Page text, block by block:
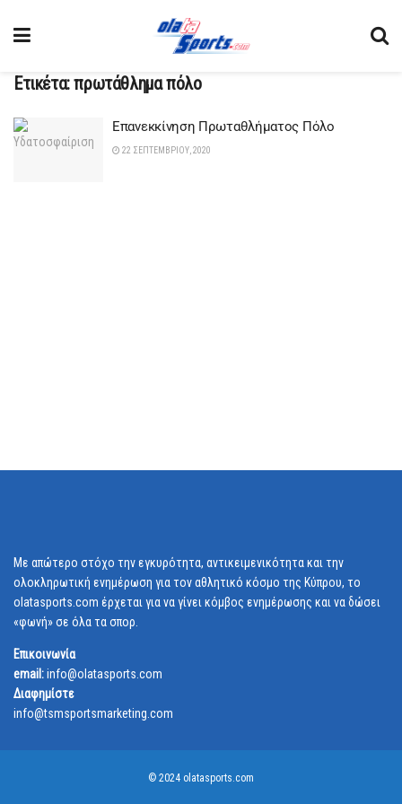
Ετικέτα:πρωτάθλημα πόλο
Επανεκκίνηση Πρωταθλήματος Πόλο
22 ΣΕΠΤΕΜΒΡΊΟΥ, 2020
Με απώτερο στόχο την εγκυρότητα, αντικειμενικότητα και την
ολοκληρωτική ενημέρωση για τον αθλητικό κόσμο της Κύπρου, το
olatasports.com έρχεται για να γίνει κόμβος ενημέρωσης και να δώσει
«φωνή» σε όλα τα σπορ.
Επικοινωνία
email:info@olatasports.com
Διαφημίστε
info@tsmsportsmarketing.com
© 2024 olatasports.com